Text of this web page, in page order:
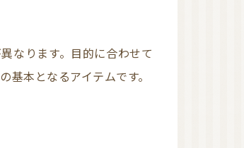
基本となるアイテムです。